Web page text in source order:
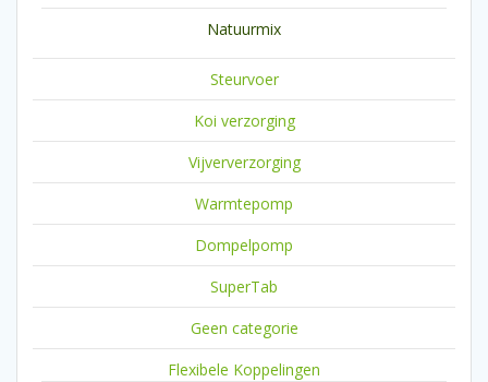
Natuurmix
Steurvoer
Koi verzorging
Vijververzorging
Warmtepomp
Dompelpomp
SuperTab
Geen categorie
Flexibele Koppelingen